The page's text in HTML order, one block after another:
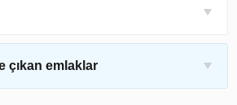
çıkan emlaklar